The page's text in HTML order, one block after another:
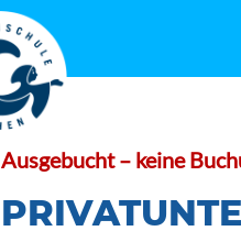
Ausgebucht – keine